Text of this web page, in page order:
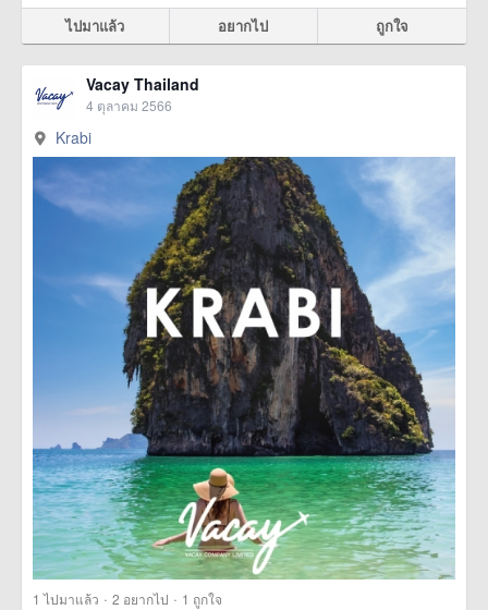
ไปมาแล้ว อยากไป ถูกใจ
Vacay Thailand
4 ตุลาคม 2566
Krabi
1 ไปมาแล้ว · 2 อยากไป · 1 ถูกใจ